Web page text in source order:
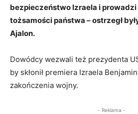
bezpieczeństwo Izraela i
tożsamości państwa – ostrzegł
Ajalon.
Dowódcy wezwali też prezydenta
by skłonił premiera Izraela
zakończenia wojny.
- Reklama -